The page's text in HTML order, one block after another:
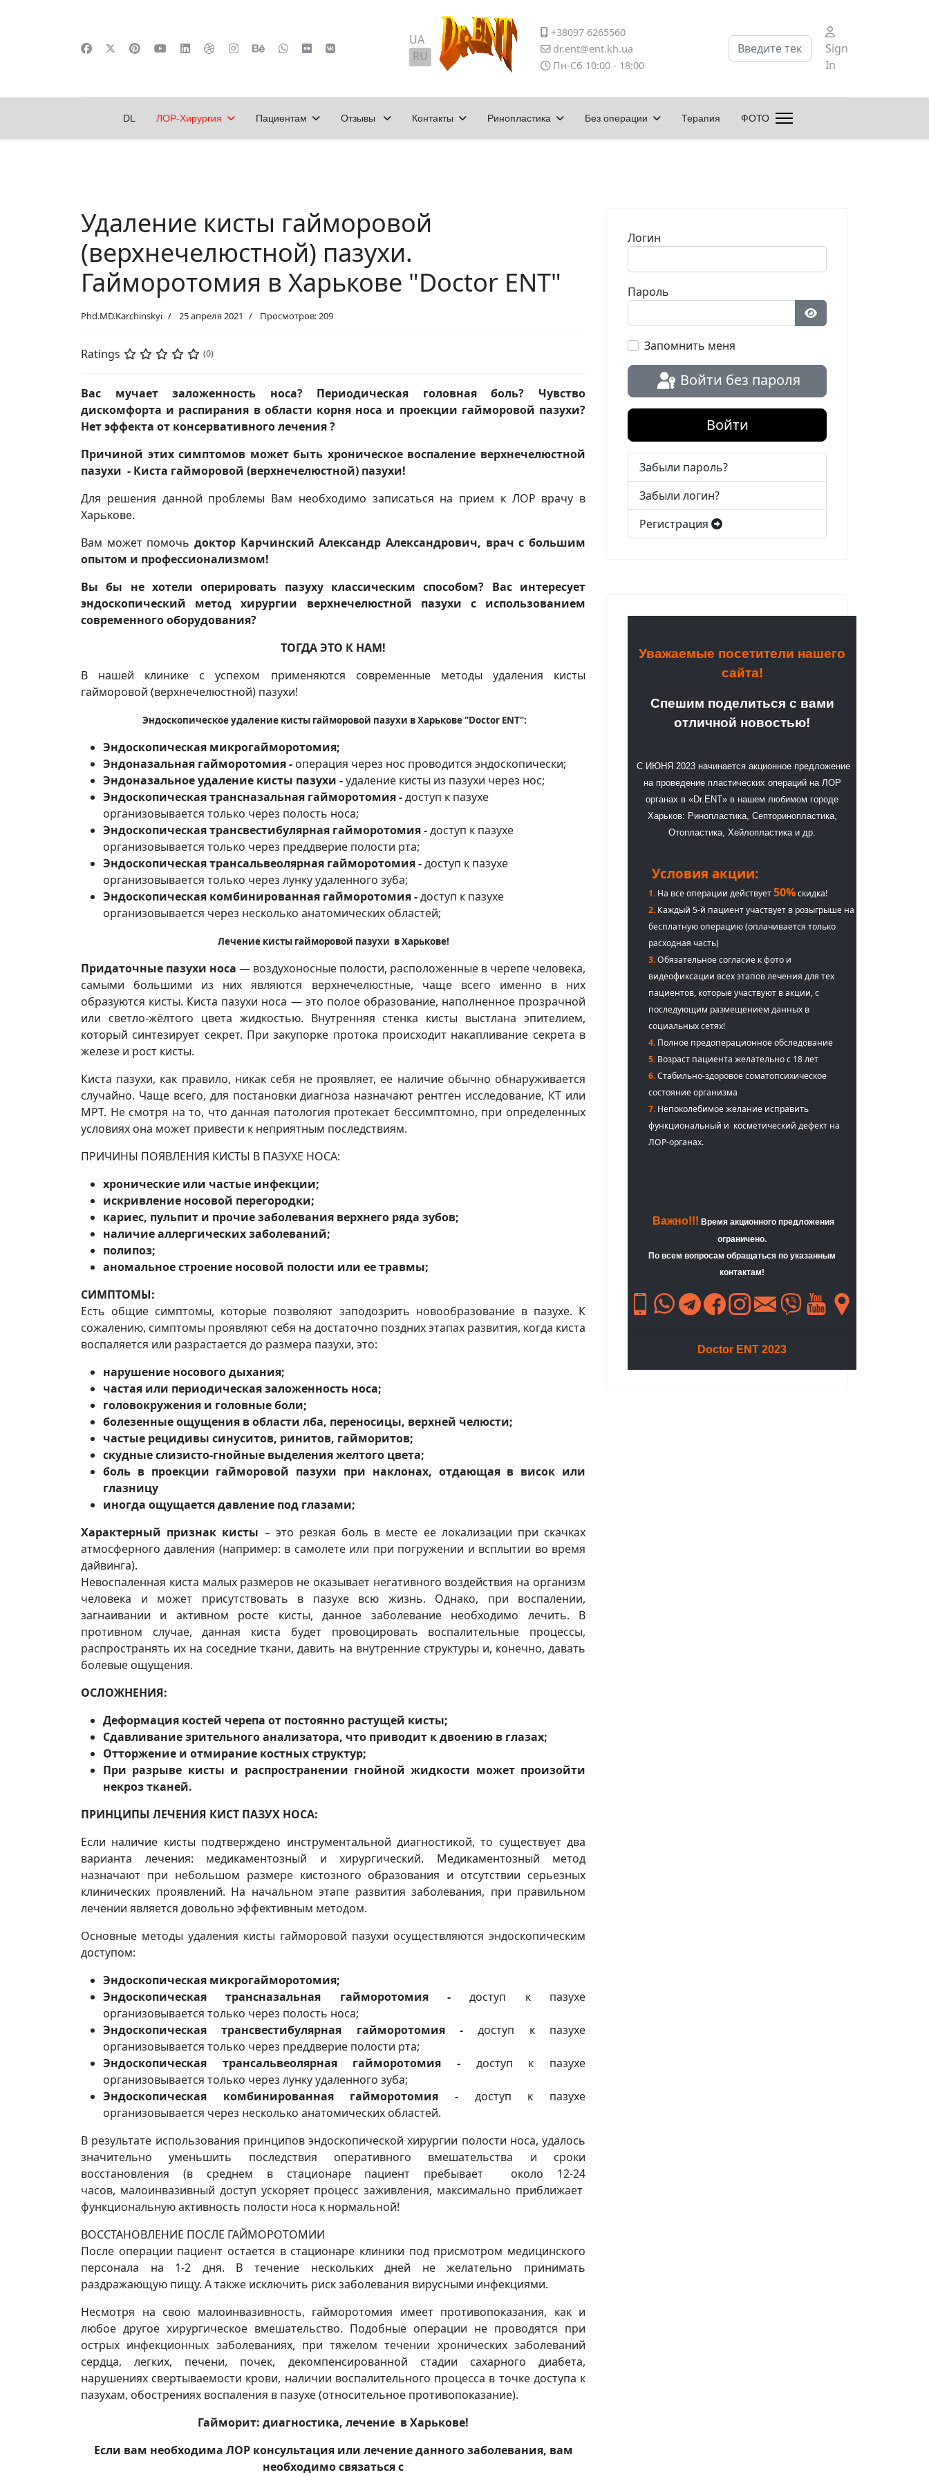
Выберите язык
UA
RU
+38097 6265560
dr.ent@ent.kh.ua
Пн-Сб 10:00 - 18:00
Поиск
Sign
In
DL ЛОР-Хирургия Пациентам Отзывы Контакты Ринопластика Без операции Терапия ФОТО
Удаление кисты гайморовой
(верхнечелюстной) пазухи.
Гайморотомия в Харькове "Doctor ENT"
Phd.MD.Karchinskyi 25 апреля 2021 Просмотров: 209
Ratings (0)
Вас мучает заложенность носа? Периодическая головная боль? Чувство
дискомфорта и распирания в области корня носа и проекции гайморовой пазухи?
Нет эффекта от консервативного лечения ?
Причиной этих симптомов может быть хроническое воспаление верхнечелюстной
пазухи - Киста гайморовой (верхнечелюстной) пазухи!
Для решения данной проблемы Вам необходимо записаться на прием к ЛОР врачу в
Харькове.
Вам может помочь доктор Карчинский Александр Александрович, врач с большим
опытом и профессионализмом!
Вы бы не хотели оперировать пазуху классическим способом? Вас интересует
эндоскопический метод хирургии верхнечелюстной пазухи с использованием
современного оборудования?
ТОГДА ЭТО К НАМ!
В нашей клинике с успехом применяются современные методы удаления кисты
гайморовой (верхнечелюстной) пазухи!
Эндоскопическое удаление кисты гайморовой пазухи в Харькове "Doctor ENT":
Эндоскопическая микрогайморотомия;
Эндоназальная гайморотомия - операция через нос проводится эндоскопически;
Эндоназальное удаление кисты пазухи -удаление кисты из пазухи через нос;
Эндоскопическая трансназальная гайморотомия -доступ к пазухе
организовывается только через полость носа;
Эндоскопическая трансвестибулярная гайморотомия -доступ к пазухе
организовывается только через преддверие полости рта;
Эндоскопическая трансальвеолярная гайморотомия -доступ к пазухе
организовывается только через лунку удаленного зуба;
Эндоскопическая комбинированная гайморотомия -доступ к пазухе
организовывается через несколько анатомических областей;
Лечение кисты гайморовой пазухи в Харькове!
Придаточные пазухи носа — воздухоносные полости, расположенные в черепе человека,
самыми большими из них являются верхнечелюстные, чаще всего именно в них
образуются кисты. Киста пазухи носа — это полое образование, наполненное прозрачной
или светло-жёлтого цвета жидкостью. Внутренняя стенка кисты выстлана эпителием,
который синтезирует секрет. При закупорке протока происходит накапливание секрета в
железе и рост кисты.
Киста пазухи, как правило, никак себя не проявляет, ее наличие обычно обнаруживается
случайно. Чаще всего, для постановки диагноза назначают рентген исследование, КТ или
МРТ. Не смотря на то, что данная патология протекает бессимптомно, при определенных
условиях она может привести к неприятным последствиям.
ПРИЧИНЫ ПОЯВЛЕНИЯ КИСТЫ В ПАЗУХЕ НОСА:
хронические или частые инфекции;
искривление носовой перегородки;
кариес, пульпит и прочие заболевания верхнего ряда зубов;
наличие аллергических заболеваний;
полипоз;
аномальное строение носовой полости или ее травмы;
СИМПТОМЫ:
Есть общие симптомы, которые позволяют заподозрить новообразование в пазухе. К
сожалению, симптомы проявляют себя на достаточно поздних этапах развития, когда киста
воспаляется или разрастается до размера пазухи, это:
нарушение носового дыхания;
частая или периодическая заложенность носа;
головокружения и головные боли;
болезенные ощущения в области лба, переносицы, верхней челюсти;
частые рецидивы синуситов, ринитов, гайморитов;
скудные слизисто-гнойные выделения желтого цвета;
боль в проекции гайморовой пазухи при наклонах, отдающая в висок или
глазницу
иногда ощущается давление под глазами;
Характерный признак кисты – это резкая боль в месте ее локализации при скачках
атмосферного давления (например: в самолете или при погружении и всплытии во время
дайвинга).
Невоспаленная киста малых размеров не оказывает негативного воздействия на организм
человека и может присутствовать в пазухе всю жизнь. Однако, при воспалении,
загнаивании и активном росте кисты, данное заболевание необходимо лечить. В
противном случае, данная киста будет провоцировать воспалительные процессы,
распространять их на соседние ткани, давить на внутренние структуры и, конечно, давать
болевые ощущения.
ОСЛОЖНЕНИЯ:
Деформация костей черепа от постоянно растущей кисты;
Сдавливание зрительного анализатора, что приводит к двоению в глазах;
Отторжение и отмирание костных структур;
При разрыве кисты и распространении гнойной жидкости может произойти
некроз тканей.
ПРИНЦИПЫ ЛЕЧЕНИЯ КИСТ ПАЗУХ НОСА:
Если наличие кисты подтверждено инструментальной диагностикой, то существует два
варианта лечения: медикаментозный и хирургический. Медикаментозный метод
назначают при небольшом размере кистозного образования и отсутствии серьезных
клинических проявлений. На начальном этапе развития заболевания, при правильном
лечении является довольно эффективным методом.
Основные методы удаления кисты гайморовой пазухи осуществляются эндоскопическим
доступом:
Эндоскопическая микрогайморотомия;
Эндоскопическая трансназальная гайморотомия -доступ к пазухе
организовывается только через полость носа;
Эндоскопическая трансвестибулярная гайморотомия -доступ к пазухе
организовывается только через преддверие полости рта;
Эндоскопическая трансальвеолярная гайморотомия - доступ к пазухе
организовывается только через лунку удаленного зуба;
Эндоскопическая комбинированная гайморотомия - доступ к пазухе
организовывается через несколько анатомических областей.
В результате использования принципов эндоскопической хирургии полости носа, удалось
значительно уменьшить последствия оперативного вмешательства и сроки
восстановления (в среднем в стационаре пациент пребывает около 12-24
часов, малоинвазивный доступ ускоряет процесс заживления, максимально приближает
функциональную активность полости носа к нормальной!
ВОССТАНОВЛЕНИЕ ПОСЛЕ ГАЙМОРОТОМИИ
После операции пациент остается в стационаре клиники под присмотром медицинского
персонала на 1-2 дня. В течение нескольких дней не желательно принимать
раздражающую пищу. А также исключить риск заболевания вирусными инфекциями.
Несмотря на свою малоинвазивность, гайморотомия имеет противопоказания, как и
любое другое хирургическое вмешательство. Подобные операции не проводятся при
острых инфекционных заболеваниях, при тяжелом течении хронических заболеваний
сердца, легких, печени, почек, декомпенсированной стадии сахарного диабета,
нарушениях свертываемости крови, наличии воспалительного процесса в точке доступа к
пазухам, обострениях воспаления в пазухе (относительное противопоказание).
Гайморит: диагностика, лечение в Харькове!
Если вам необходима ЛОР консультация или лечение данного заболевания, вам
необходимо связатьсяс
Логин
Пароль
Показать пароль
Запомнить меня
Войти без пароля
Войти
Забыли пароль?
Забыли логин?
Регистрация
Уважаемые посетители нашего
сайта!
Спешим поделиться с вами
отличной новостью!
С ИЮНЯ 2023 начинается акционное предложение
на проведение пластических операций на ЛОР
органах в «Dr.ENT» в нашем любимом городе
Харьков: Ринопластика, Септоринопластика,
Отопластика, Хейлопластика и др.
Условия акции:
1. На все операции действует50%скидка!
2. Каждый 5-й пациент участвует в розыгрыше на
бесплатную операцию (оплачивается только
расходная часть)
3.Обязательное согласие к фото и
видеофиксации всех этапов лечения для тех
пациентов, которые участвуют в акции, с
последующим размещением данных в
социальных сетях!
4. Полное предоперационное обследование
5. Возраст пациента желательно с 18 лет
6.Стабильно-здоровое соматопсихическое
состояние организма
7. Непоколебимое желание исправить
функциональный и косметический дефект на
ЛОР-органах.
Важно!!! Время акционного предложения
ограничено.
По всем вопросам обращаться по указанным
контактам!
Doctor ENT 2023